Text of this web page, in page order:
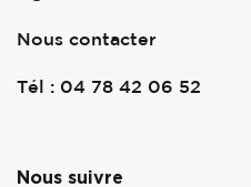
Nous contacter
Tél : 04 78 42 06 52
Nous suivre